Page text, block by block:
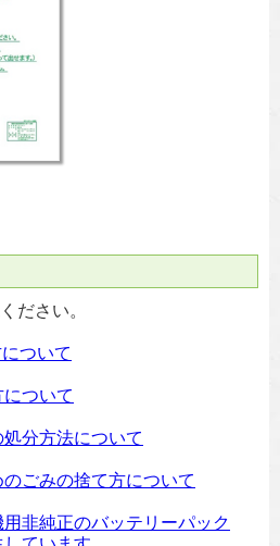
ださい。
ついて
ついて
分方法について
ごみの捨て方について
非純正のバッテリーパック